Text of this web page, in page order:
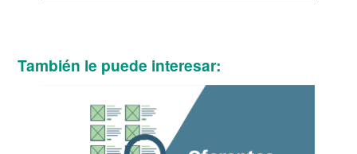
También le puede interesar: